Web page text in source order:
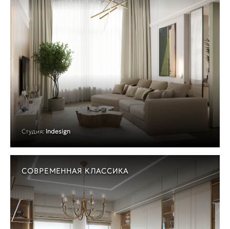
Студия: Indesign
СОВРЕМЕННАЯ КЛАССИКА